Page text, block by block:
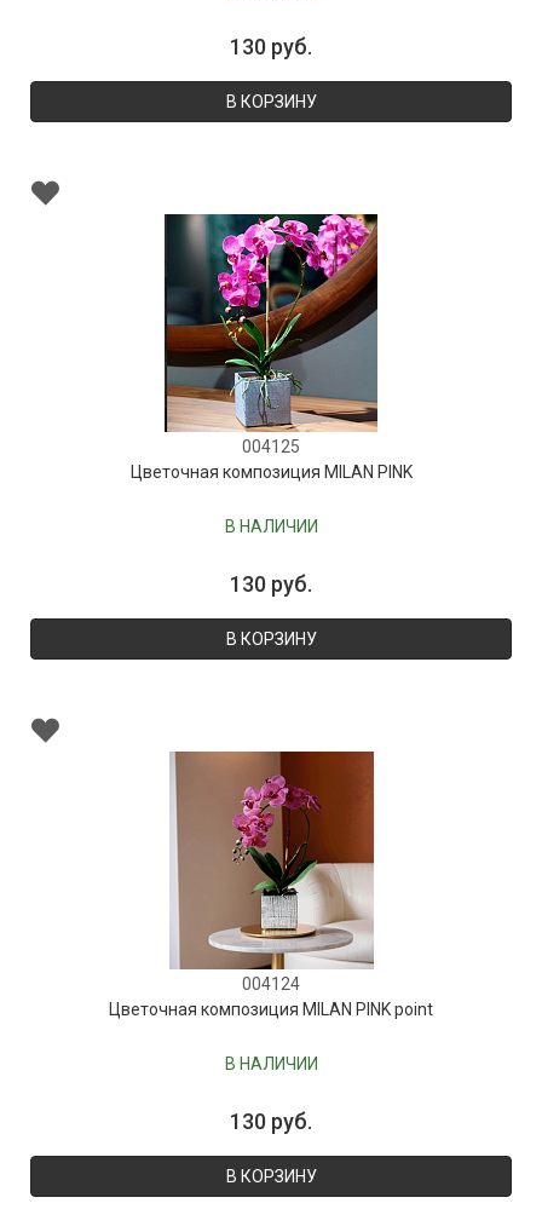
130 руб.
В КОРЗИНУ
004125
Цветочная композиция MILAN PINK
В НАЛИЧИИ
130 руб.
В КОРЗИНУ
004124
Цветочная композиция MILAN PINK point
В НАЛИЧИИ
130 руб.
В КОРЗИНУ